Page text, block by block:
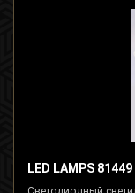
LED LAMPS 81449